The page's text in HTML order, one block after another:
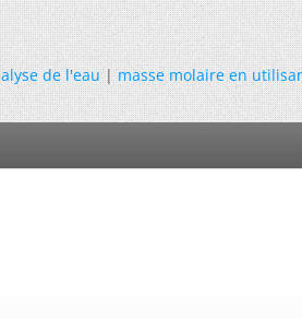
de l'eau|masse molaire en